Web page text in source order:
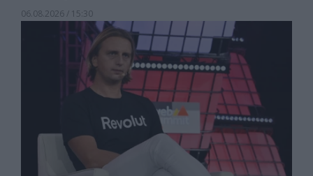
06.08.2026 / 15:30